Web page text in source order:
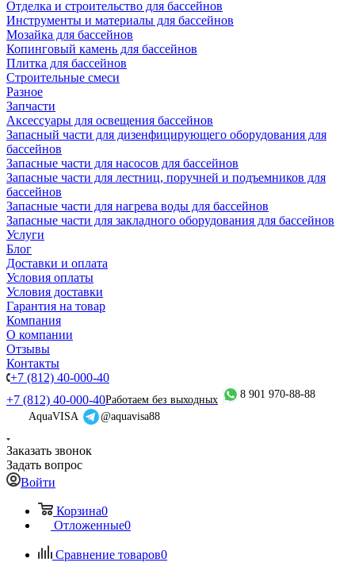
Отделка и строительство для бассейнов
Инструменты и материалы для бассейнов
Мозайка для бассейнов
Копинговый камень для бассейнов
Плитка для бассейнов
Строительные смеси
Разное
Запчасти
Аксессуары для освещения бассейнов
Запасный части для дизенфицирующего оборудования для
бассейнов
Запасные части для насосов для бассейнов
Запасные части для лестниц, поручней и подъемников для
бассейнов
Запасные части для нагрева воды для бассейнов
Запасные части для закладного оборудования для бассейнов
Услуги
Блог
Доставки и оплата
Условия оплаты
Условия доставки
Гарантия на товар
Компания
О компании
Отзывы
Контакты
+7 (812) 40-000-40
+7 (812) 40-000-40Работаем без выходных
8 901 970-88-88
AquaVISA
@aquavisa88
Заказать звонок
Задать вопрос
Войти
Корзина0
Отложенные0
Сравнение товаров0